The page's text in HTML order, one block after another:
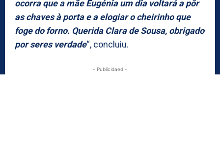
ocorra que a mãe Eugénia um dia voltará a pôr
as chaves à porta e a elogiar o cheirinho que
foge do forno. Querida Clara de Sousa, obrigado
por seres verdade“, concluiu.
- Publicidaed -